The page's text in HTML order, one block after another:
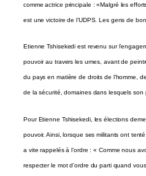
comme actrice principale : «Malgré les
est une victoire de l’UDPS. Les gens de
Etienne Tshisekedi est revenu sur
pouvoir au travers les urnes, avant de
du pays en matière de droits de l’homme,
de la sécurité, domaines dans lesquels son
Pour Etienne Tshisekedi, les élections
pouvoir. Ainsi, lorsque ses militants ont
a vite rappelés à l’ordre : « Comme nous
respecter le mot d’ordre du parti quand